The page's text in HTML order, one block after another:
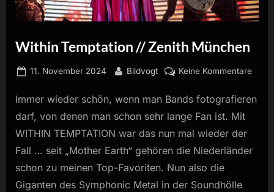
Within Temptation // Zenith München
Posted
11. November 2024 By
Bildvogt Keine Kommentarezu
Immer wieder schön, wenn man Bands fotografieren
darf, von denen man schon sehr lange Fan ist. Mit
WITHIN TEMPTATION war das nun mal wieder der
Fall … seit „Mother Earth“ gehören die Niederländer
schon zu meinen Top-Favoriten. Nun also die
Giganten des Symphonic Metal in der Soundhölle